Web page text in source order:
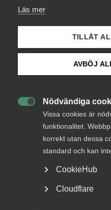
Läs mer
TILLÅT
AVBÖJ
Nödvändiga
Vissa cookies är
funktionalitet.
korrekt utan dessa
standard och kan
CookieHub
Cloudflare
Tåg­företagen
Kurser & utbildningar
Logga in på
Sök på almega.se
Från
Justitiedepartementet
Svar senast
30 september 2016
KONTAKTPERSON
Anne-